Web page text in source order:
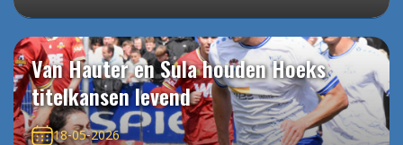
Van Hauter en Sula houden Hoeks
titelkansen levend
18-05-2026